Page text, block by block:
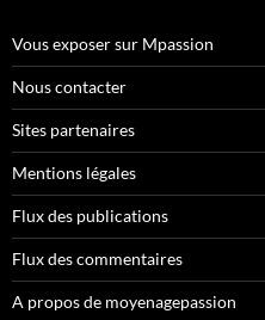
Vous exposer sur Mpassion
Nous contacter
Sites partenaires
Mentions légales
Flux des publications
Flux des commentaires
A propos de moyenagepassion